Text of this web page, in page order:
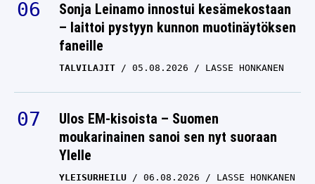
Sonja Leinamo innostui kesämekostaan
– laittoi pystyyn kunnon muotinäytöksen
faneille
TALVILAJIT 05.08.2026 LASSE HONKANEN
Ulos EM-kisoista – Suomen
moukarinainen sanoi sen nyt suoraan
Ylelle
YLEISURHEILU 06.08.2026 LASSE HONKANEN